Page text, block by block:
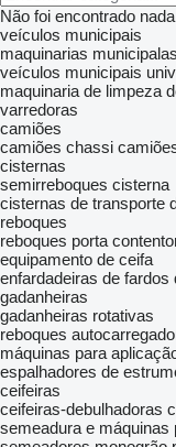
Não foi encontrado
veículos municipais
maquinarias municipalas
veículos municipais
maquinaria de limpeza
varredoras
camiões
camiões chassi
cisternas
semirreboques cisterna
cisternas de transporte
reboques
reboques porta
equipamento de ceifa
enfardadeiras de fardos
gadanheiras
gadanheiras rotativas
reboques
máquinas para
espalhadores de
ceifeiras
ceifeiras-debulhadoras
semeadura e máquinas